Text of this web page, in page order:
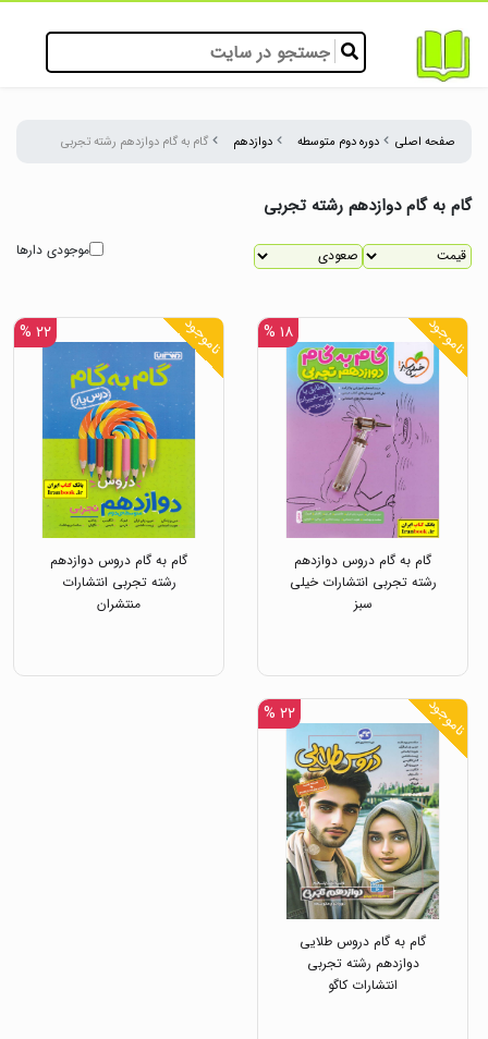
صفحه اصلی دوره دوم متوسطه دوازدهم گام به گام دوازدهم رشته تجربی
گام به گام دوازدهم رشته تجربی
موجودی دارها
ناموجود ۱۸ %
گام به گام دروس دوازدهم
رشته تجربی انتشارات خیلی
سبز
ناموجود ۲۲ %
گام به گام دروس دوازدهم
رشته تجربی انتشارات
منتشران
ناموجود ۲۲ %
گام به گام دروس طلایی
دوازدهم رشته تجربی
انتشارات کاگو